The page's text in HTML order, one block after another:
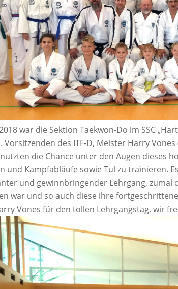
war die Sektion Taekwon-Do im SSC
Vorsitzenden des ITF-D, Meister Harry
die Chance unter den Augen dieses
und Kampfabläufe sowie Tul zu trainieren.
und gewinnbringender Lehrgang,
war und so auch diese ihre
Vones für den tollen Lehrgangstag, wir